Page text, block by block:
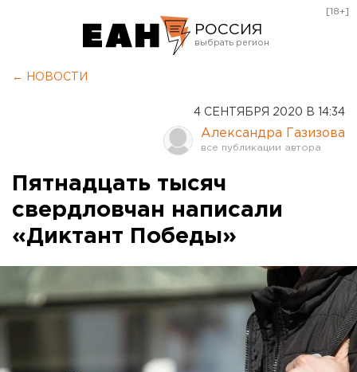
РОССИЯ
Оренбург
[18+]
← НОВОСТИ
4 СЕНТЯБРЯ 2020 В 14:34
Александра Газизова
Пятнадцать тысяч
свердловчан написали
«Диктант Победы»